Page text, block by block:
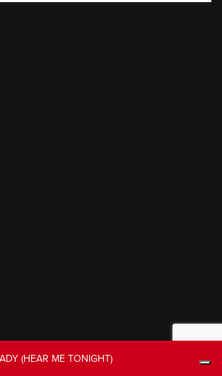
(HEAR ME TONIGHT)